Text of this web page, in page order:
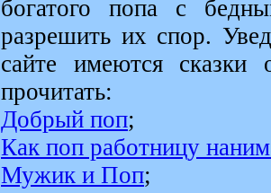
богатого попа с
разрешить их спор.
сайте имеются
прочитать:
Добрый поп;
Как поп работницу
Мужик и Поп;